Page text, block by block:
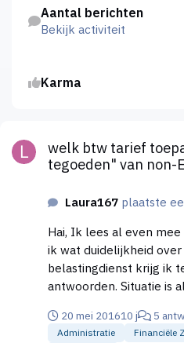
Aantal berichten
Bekijk activiteit
Karma
welk btw tarief
tegoeden" van non-
Laura167 plaatste
Hai, Ik lees al even mee maar heb nu een vraag waar
ik wat duidelijkheid
belastingdienst krijg ik
antwoorden. Situatie is als volgt: Mijn toekomstige
(virtuele valuta), we
20 mei 201610 j 5
Administratie Financiële